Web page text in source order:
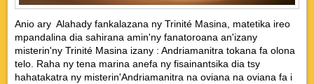
Anio ary Alahady fankalazana ny Trinité Masina, matetika ireo
mpandalina dia sahirana amin'ny fanatoroana an'izany
misterin'ny Trinité Masina izany : Andriamanitra tokana fa olona
telo. Raha ny tena marina anefa ny fisainantsika dia tsy
hahatakatra ny misterin'Andriamanitra na oviana na oviana fa i